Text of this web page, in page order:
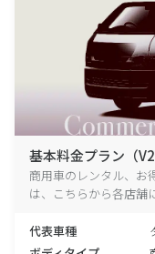
基本料金プラン（V2
商用車のレンタル、お
は、こちらから各店舗
代表車種